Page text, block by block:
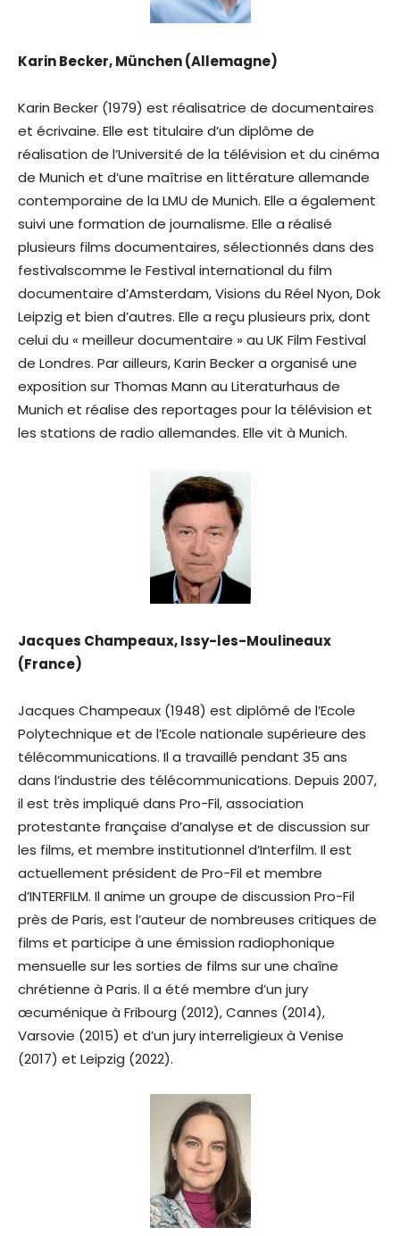
Karin Becker, München (Allemagne)
Karin Becker (1979) est réalisatrice de documentaires
et écrivaine. Elle est titulaire d’un diplôme de
réalisation de l’Université de la télévision et du cinéma
de Munich et d’une maîtrise en littérature allemande
contemporaine de la LMU de Munich. Elle a également
suivi une formation de journalisme. Elle a réalisé
plusieurs films documentaires, sélectionnés dans des
festivalscomme le Festival international du film
documentaire d’Amsterdam, Visions du Réel Nyon, Dok
Leipzig et bien d’autres. Elle a reçu plusieurs prix, dont
celui du « meilleur documentaire » au UK Film Festival
de Londres. Par ailleurs, Karin Becker a organisé une
exposition sur Thomas Mann au Literaturhaus de
Munich et réalise des reportages pour la télévision et
les stations de radio allemandes. Elle vit à Munich.
Jacques Champeaux, Issy-les-Moulineaux
(France)
Jacques Champeaux (1948) est diplômé de l’Ecole
Polytechnique et de l’Ecole nationale supérieure des
télécommunications. Il a travaillé pendant 35 ans
dans l’industrie des télécommunications. Depuis 2007,
il est très impliqué dans Pro-Fil, association
protestante française d’analyse et de discussion sur
les films, et membre institutionnel d’Interfilm. Il est
actuellement président de Pro-Fil et membre
d’INTERFILM. Il anime un groupe de discussion Pro-Fil
près de Paris, est l’auteur de nombreuses critiques de
films et participe à une émission radiophonique
mensuelle sur les sorties de films sur une chaîne
chrétienne à Paris. Il a été membre d’un jury
œcuménique à Fribourg (2012), Cannes (2014),
Varsovie (2015) et d’un jury interreligieux à Venise
(2017) et Leipzig (2022).